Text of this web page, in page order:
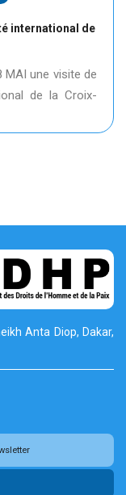
international de
MAI une visite de
de la Croix-
Anta Diop, Dakar,